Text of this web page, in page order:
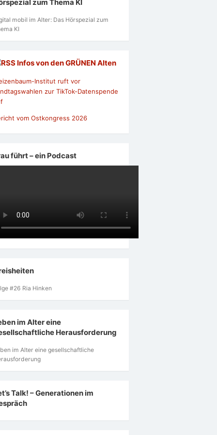
zum Thema KI
mobil im Alter: Das Hörspezial zum
KI
Infos von den GRÜNEN Alten
Institut ruft vor
zur TikTok-Datenspende
vom Ostkongress 2026
führt – ein Podcast
#26 Ria Hinken
im Alter eine
Herausforderung
im Alter eine gesellschaftliche
Talk! – Generationen im